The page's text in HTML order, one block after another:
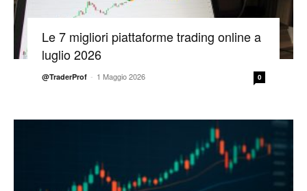
Le 7 migliori piattaforme trading online a
luglio 2026
@TraderProf - 1 Maggio 2026 0